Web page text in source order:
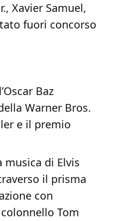
Xavier Samuel,
fuori concorso
Baz
Warner Bros.
e il premio
di Elvis
il prisma
con
Tom